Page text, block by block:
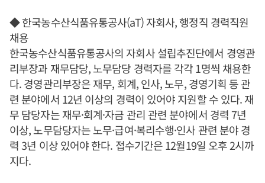
◆ 한국농수산식품유통공사(aT) 자회사, 행정직 경력직원
채용
한국농수산식품유통공사의 자회사 설립추진단에서 경영관
리부장과 재무담당, 노무담당 경력자를 각각 1명씩 채용한
다. 경영관리부장은 재무, 회계, 인사, 노무, 경영기획 등 관
련 분야에서 12년 이상의 경력이 있어야 지원할 수 있다. 재
무 담당자는 재무·회계·자금 관리 관련 분야에서 경력 7년
이상, 노무담당자는 노무·급여·복리수행·인사 관련 분야 경
력 3년 이상 있어야 한다. 접수기간은 12월19일 오후 2시까
지다.